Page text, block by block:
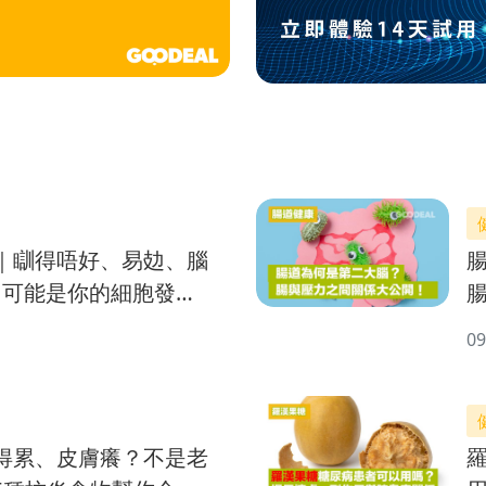
瞓得唔好、易攰、腦
能是你的細胞發電
累、皮膚癢？不是老